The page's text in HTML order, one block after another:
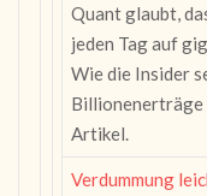
Quant glaubt,
jeden Tag auf
Wie die Insider
Artikel.
Verdummung